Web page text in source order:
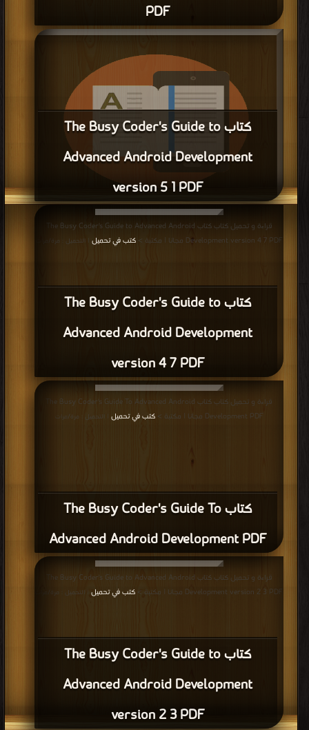
PDF
كتاب The Busy Coder's Guide to
Advanced Android Development
version 5 1 PDF
قراءة و تحميل كتاب كتاب The Busy Coder's Guide to Advanced Android
Development version 5 1 PDF مجانا | مكتبة >
كتب في تحميل| التحميل : مرة/مرات
كتاب The Busy Coder's Guide to
Advanced Android Development
version 4 7 PDF
قراءة و تحميل كتاب كتاب The Busy Coder's Guide to Advanced Android
Development version 4 7 PDF مجانا | مكتبة >
كتب في تحميل | التحميل : مرة/مرات
كتاب The Busy Coder's Guide To
Advanced Android Development PDF
قراءة و تحميل كتاب كتاب The Busy Coder's Guide To Advanced Android
Development PDF مجانا | مكتبة >
كتب في تحميل | التحميل : مرة/مرات
كتاب The Busy Coder's Guide to
Advanced Android Development
version 2 3 PDF
قراءة و تحميل كتاب كتاب The Busy Coder's Guide to Advanced Android
Development version 2 3 PDF مجانا | مكتبة >
كتب في تحميل | التحميل : مرة/مرات